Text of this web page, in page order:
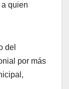
a quien
del
por más